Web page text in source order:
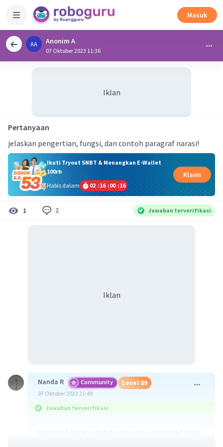
Masuk
AA Anonim A
07 Oktober 2023 11:36
Iklan
Pertanyaan
jelaskan pengertian, fungsi, dan contoh paragraf narasi!
Ikuti Tryout SNBT & Menangkan E-Wallet
100rb
Habis dalam
02 :16 :00 :16
Klaim
1 2 Jawaban terverifikasi
Iklan
Nanda R Community Level 89
07 Oktober 2023 21:48
Jawaban terverifikasi